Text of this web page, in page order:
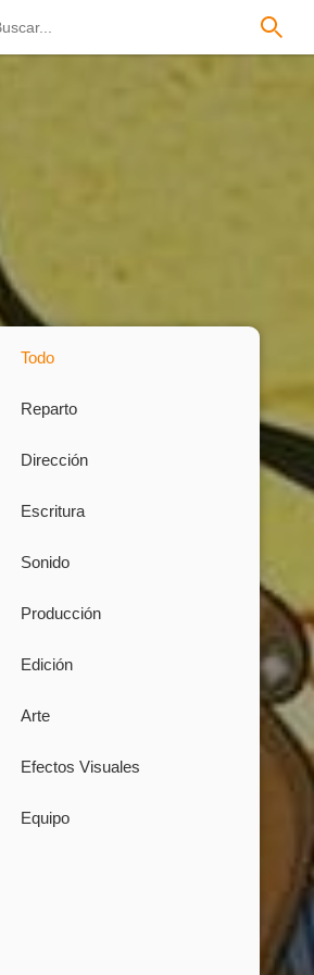
Todo
Reparto
Dirección
Escritura
Sonido
Producción
Edición
Arte
Efectos Visuales
Equipo